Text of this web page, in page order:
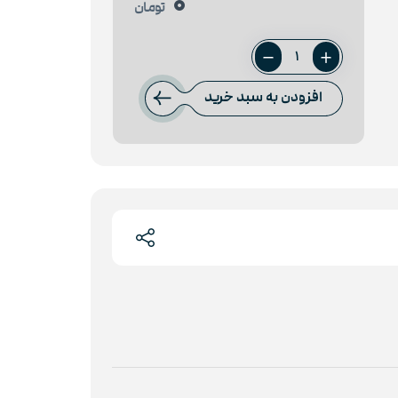
تومان
میلگرد
32
ظفر
افزودن به سبد خرید